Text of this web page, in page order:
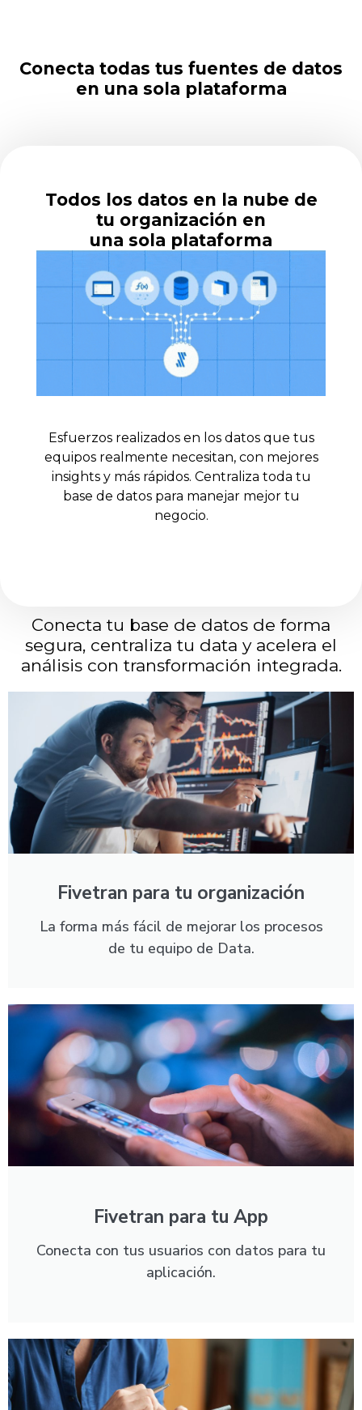
Conecta todas tus fuentes de datos
en una sola plataforma
Todos los datos en la nube de
tu organización en
una sola plataforma
Esfuerzos realizados en los datos que tus
equipos realmente necesitan, con mejores
insights y más rápidos. Centraliza toda tu
base de datos para manejar mejor tu
negocio.
Conecta tu base de datos de forma
segura, centraliza tu data y acelera el
análisis con transformación integrada.
Fivetran para tu organización
La forma más fácil de mejorar los procesos
de tu equipo de Data.
Fivetran para tu App
Conecta con tus usuarios con datos para tu
aplicación.